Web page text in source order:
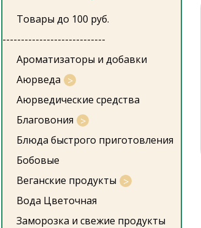
Товары до 100 руб.
----------------------------
Ароматизаторы и добавки
Аюрведа
Аюрведические средства
Благовония
Блюда быстрого приготовления
Бобовые
Веганские продукты
Вода Цветочная
Заморозка и свежие продукты